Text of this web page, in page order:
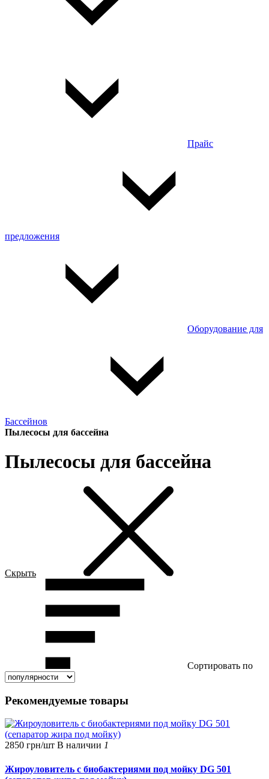
Прайс
предложения
Оборудование для
Бассейнов
Пылесосы для бассейна
Пылесосы для бассейна
Скрыть
Сортировать по
Рекомендуемые товары
2850 грн/шт В наличии 1
Жироуловитель с биобактериями под мойку DG 501